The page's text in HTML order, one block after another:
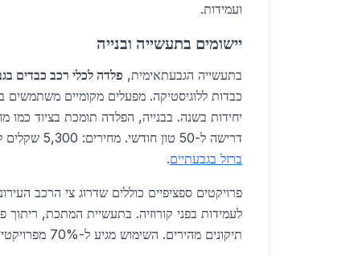
ועמידות.
יישומים בתעשייה ובנייה
בתעשייה הגבעתאימית, פלדה לכלי רכב כבדים
יחידות בשנה. בבנייה, הפלדה תומכת בציוד כמו
דרישה ל-50 טון חודשי. מחירים: 5,300 שקלים לטון למסגרות. למידע על
ברזל בגבעתיים.
לעמידות בפני קורוזיה. בתעשיית המתכת,
תיקונים מהירים. השימוש מגיע ל-70% מפרויקטי תשתית.